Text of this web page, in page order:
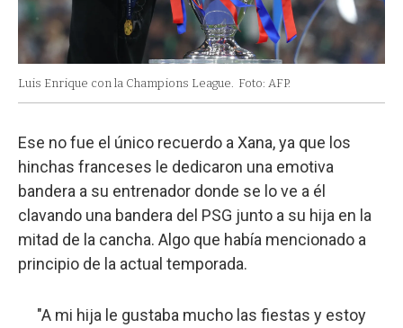
Luis Enrique con la Champions League. Foto: AFP.
Ese no fue el único recuerdo a Xana, ya que los
hinchas franceses le dedicaron una emotiva
bandera a su entrenador donde se lo ve a él
clavando una bandera del PSG junto a su hija en la
mitad de la cancha. Algo que había mencionado a
principio de la actual temporada.
"A mi hija le gustaba mucho las fiestas y estoy